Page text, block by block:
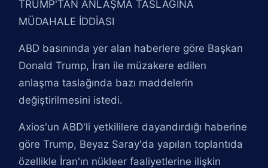
TRUMP'TAN ANLAŞMA TASLAĞINA
MÜDAHALE İDDİASI
ABD basınında yer alan haberlere göre Başkan
Donald Trump, İran ile müzakere edilen
anlaşma taslağında bazı maddelerin
değiştirilmesini istedi.
Axios'un ABD'li yetkililere dayandırdığı haberine
göre Trump, Beyaz Saray'da yapılan toplantıda
özellikle İran'ın nükleer faaliyetlerine ilişkin